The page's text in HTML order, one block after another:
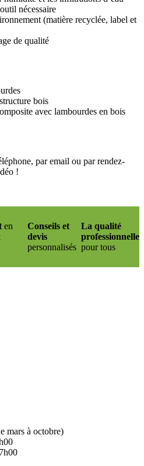
nécessaire
(matière recyclée, label et
de qualité
bois
avec lambourdes en bois
par email ou par rendez-
!
en
Conseils et
devis
personnalisés
La qualité
professionnelle
pour tous
mars à octobre)